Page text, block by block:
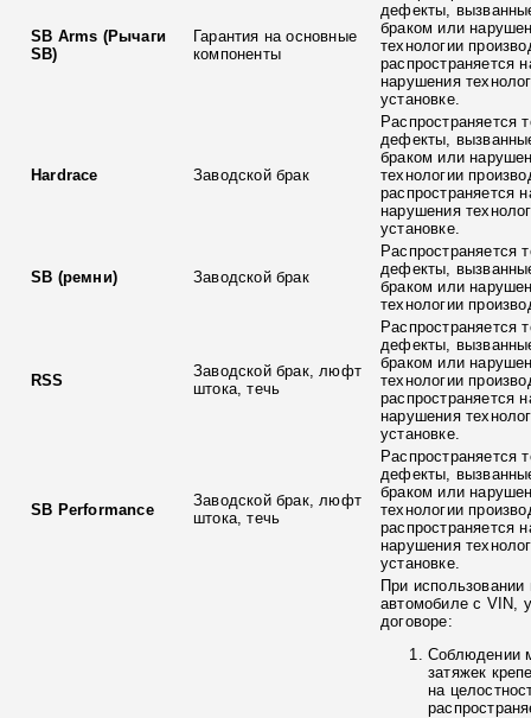
SB Arms (Рычаги
SB)
Гарантия на основные
компоненты
дефекты,
браком или
технологии
распространяется
нарушения
установке.
Hardrace Заводской брак
Распространяется
дефекты,
браком или
технологии
распространяется
нарушения
установке.
SB (ремни) Заводской брак
Распространяется
дефекты,
браком или
технологии
RSS
Заводской брак, люфт
штока, течь
Распространяется
дефекты,
браком или
технологии
распространяется
нарушения
установке.
SB Performance
Заводской брак, люфт
штока, течь
Распространяется
дефекты,
браком или
технологии
распространяется
нарушения
установке.
При использовании
автомобиле с VIN,
договоре:
Соблюдении
затяжек
на